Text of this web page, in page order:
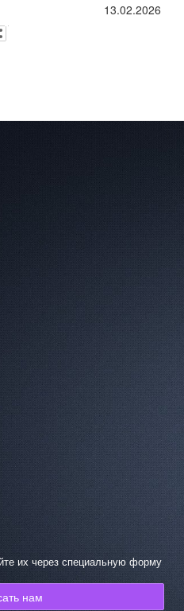
13.02.2026
их через специальную форму
нам